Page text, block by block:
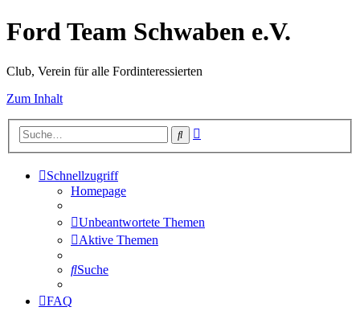
Ford Team Schwaben e.V.
Club, Verein für alle Fordinteressierten
Zum Inhalt
Suche
Schnellzugriff
Homepage
Unbeantwortete Themen
Aktive Themen
Suche
FAQ